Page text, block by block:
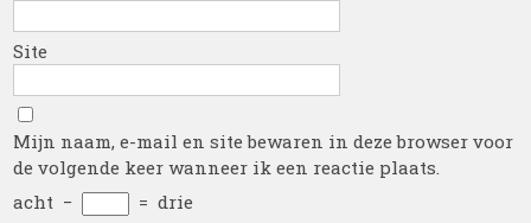
Site
Mijn naam, e-mail en site bewaren in deze browser voor
de volgende keer wanneer ik een reactie plaats.
acht − = drie